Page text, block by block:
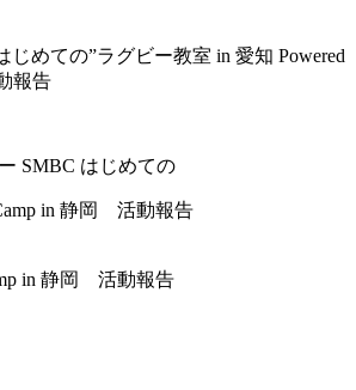
じめての”ラグビー教室 in 愛知 Powered
報告
SMBC はじめての
in 静岡 活動報告